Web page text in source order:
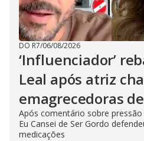
DO R7/06/08/2026
‘Influenciador’
Leal após atriz
emagrecedoras de
Após comentário sobre
Eu Cansei de Ser Gordo
medicações